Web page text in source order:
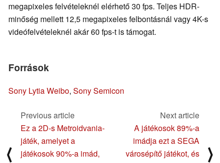
megapixeles felvételeknél elérhető 30 fps. Teljes HDR-
minőség mellett 12,5 megapixeles felbontásnál vagy 4K-s
videófelvételeknél akár 60 fps-t is támogat.
Források
Sony Lytia Weibo, Sony Semicon
⟨
Previous article
Ez a 2D-s Metroidvania-
játék, amelyet a
játékosok 90%-a imád,
Next article
A játékosok 89%-a
imádja ezt a SEGA
városépítő játékot, és
⟩